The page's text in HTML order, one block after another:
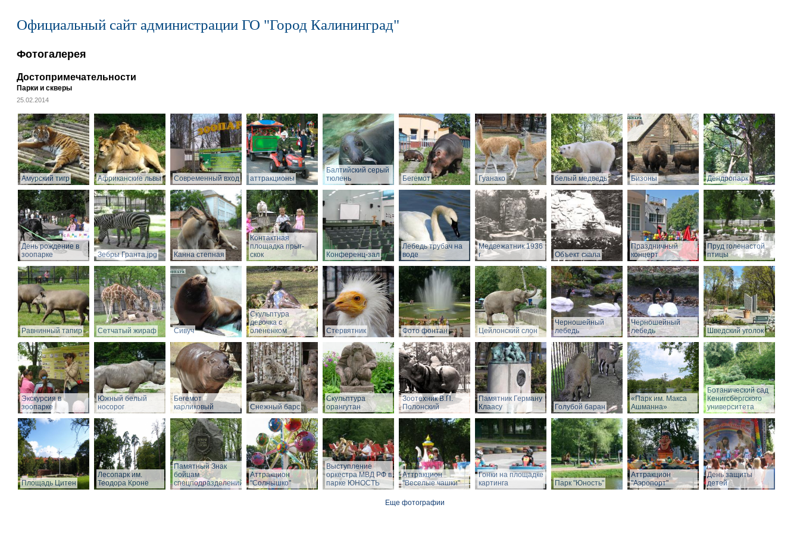
Официальный сайт администрации ГО "Город Калининград"
Фотогалерея
Достопримечательности
Парки и скверы
25.02.2014
Амурский тигр Африканские львы Современный вход аттракционы
Балтийский серый
тюлень
Бегемот Гуанако белый медведь Бизоны Дендропарк
День рождение в
зоопарке
Зебры Гранта.jpg Канна степная
Контактная
площадка прыг-
скок
Конференц-зал
Лебедь трубач на
воде
Медвежатник 1936
г
Объект скала
Праздничный
концерт
Пруд голенастой
птицы
Равнинный тапир Сетчатый жираф Сивуч
Скульптура
девочка с
олененком
Стервятник Фото фонтан Цейлонский слон
Черношейный
лебедь
Черношейный
лебедь
Шведский уголок
Экскурсия в
зоопарке
Южный белый
носорог
Бегемот
карликовый
Снежный барс
Скульптура
орангутан
Зоотехник В.П.
Полонский
Памятник Герману
Клаасу
Голубой баран
«Парк им. Макса
Ашманна»
Ботанический сад
Кенигсбергского
университета
Площадь Цитен
Лесопарк им.
Теодора Кроне
Памятный Знак
бойцам
спецподразделений
Аттракцион
"Солнышко"
Выступление
оркестра МВД РФ в
парке ЮНОСТЬ
Аттракцион
"Веселые чашки"
Гонки на площадке
картинга
Парк "Юность"
Аттракцион
"Аэропорт"
День защиты
детей
Еще фотографии